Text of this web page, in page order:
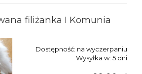
filiżanka I Komunia
Dostępność: na wyczerpaniu
Wysyłka w: 5 dni